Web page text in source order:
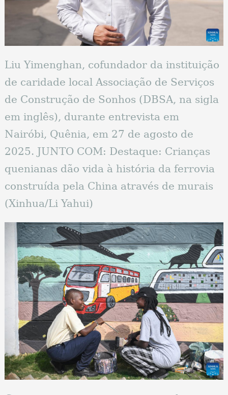
Liu Yimenghan, cofundador da instituição
de caridade local Associação de Serviços
de Construção de Sonhos (DBSA, na sigla
em inglês), durante entrevista em
Nairóbi, Quênia, em 27 de agosto de
2025. JUNTO COM: Destaque: Crianças
quenianas dão vida à história da ferrovia
construída pela China através de murais
(Xinhua/Li Yahui)